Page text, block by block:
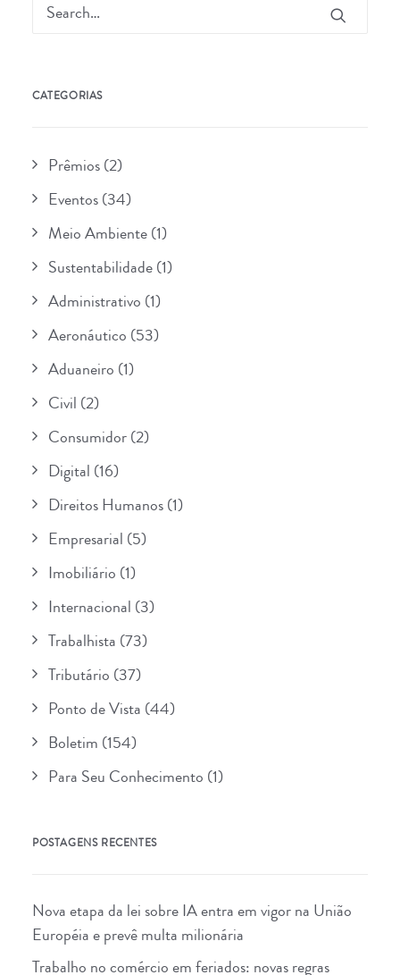
CATEGORIAS
Prêmios(2)
Eventos(34)
Meio Ambiente(1)
Sustentabilidade(1)
Administrativo (1)
Aeronáutico (53)
Aduaneiro (1)
Civil (2)
Consumidor(2)
Digital (16)
Direitos Humanos(1)
Empresarial (5)
Imobiliário (1)
Internacional (3)
Trabalhista (73)
Tributário (37)
Ponto de Vista (44)
Boletim (154)
Para Seu Conhecimento (1)
POSTAGENS RECENTES
Nova etapa da lei sobre IA entra em vigor na União
Européia e prevê multa milionária
Trabalho no comércio em feriados: novas regras